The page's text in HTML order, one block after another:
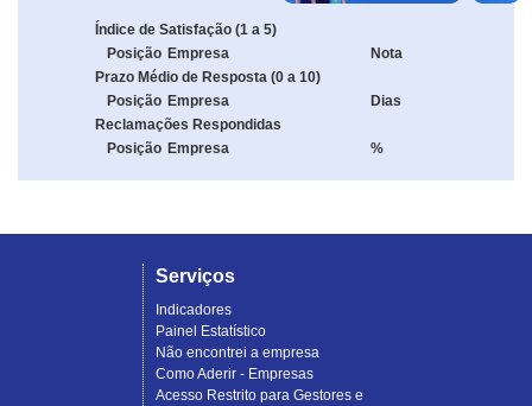
Índice de Satisfação (1 a 5)
Posição Empresa
Nota
Prazo Médio de Resposta (0 a 10)
Posição Empresa
Dias
Reclamações Respondidas
Posição Empresa %
Serviços
Indicadores
Painel Estatístico
Não encontrei a empresa
Como Aderir - Empresas
Acesso Restrito para Gestores e